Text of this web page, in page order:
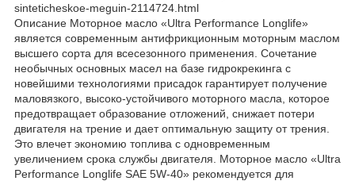
sinteticheskoe-meguin-2114724.html
Описание Моторное масло «Ultra Performance Longlife»
является современным антифрикционным моторным маслом
высшего сорта для всесезонного применения. Сочетание
необычных основных масел на базе гидрокрекинга с
новейшими технологиями присадок гарантирует получение
маловязкого, высоко-устойчивого моторного масла, которое
предотвращает образование отложений, снижает потери
двигателя на трение и дает оптимальную защиту от трения.
Это влечет экономию топлива с одновременным
увеличением срока службы двигателя. Моторное масло «Ultra
Performance Longlife SAE 5W-40» рекомендуется для